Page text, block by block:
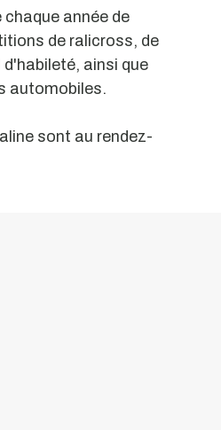
année de
de ralicross, de
ainsi que
automobiles.
sont au rendez-